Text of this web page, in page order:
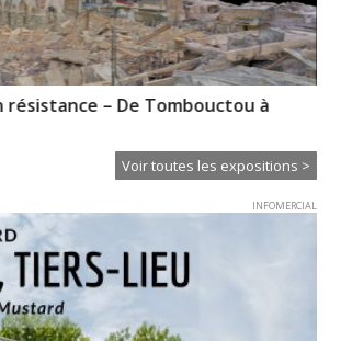
résistance – De Tombouctou à
Voir toutes les expositions >
INFOMERCIAL